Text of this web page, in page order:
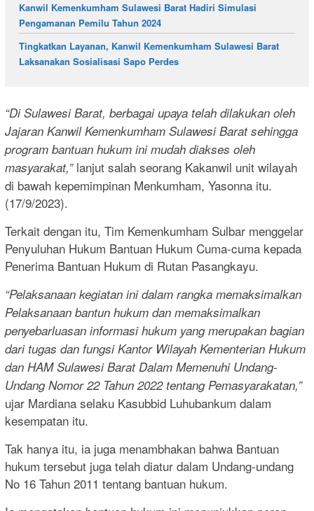
Kanwil Kemenkumham Sulawesi Barat Hadiri Simulasi
Pengamanan Pemilu Tahun 2024
Tingkatkan Layanan, Kanwil Kemenkumham Sulawesi Barat
Laksanakan Sosialisasi Sapo Perdes
“Di Sulawesi Barat, berbagai upaya telah dilakukan oleh
Jajaran Kanwil Kemenkumham Sulawesi Barat sehingga
program bantuan hukum ini mudah diakses oleh
masyarakat,”lanjut salah seorang Kakanwil unit wilayah
di bawah kepemimpinan Menkumham, Yasonna itu.
(17/9/2023).
Terkait dengan itu, Tim Kemenkumham Sulbar menggelar
Penyuluhan Hukum Bantuan Hukum Cuma-cuma kepada
Penerima Bantuan Hukum di Rutan Pasangkayu.
“Pelaksanaan kegiatan ini dalam rangka memaksimalkan
Pelaksanaan bantun hukum dan memaksimalkan
penyebarluasan informasi hukum yang merupakan bagian
dari tugas dan fungsi Kantor Wilayah Kementerian Hukum
dan HAM Sulawesi Barat Dalam Memenuhi Undang-
Undang Nomor 22 Tahun 2022 tentang Pemasyarakatan,”
ujar Mardiana selaku Kasubbid Luhubankum dalam
kesempatan itu.
Tak hanya itu, ia juga menambhakan bahwa Bantuan
hukum tersebut juga telah diatur dalam Undang-undang
No 16 Tahun 2011 tentang bantuan hukum.